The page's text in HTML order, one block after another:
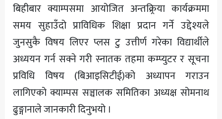
बिहीबार क्याम्पसमा आयोजित अन्तक्र्रिया कार्यक्रममा
समय सुहाउँदो प्राविधिक शिक्षा प्रदान गर्ने उद्देश्यले
जुनसुकै विषय लिएर प्लस टु उत्तीर्ण गरेका विद्यार्थीले
अध्ययन गर्न सक्ने गरी स्नातक तहमा कम्प्युटर र सूचना
प्रविधि विषय (बिआइसिटीई)को अध्यापन गराउन
लागिएको क्याम्पस सञ्चालक समितिका अध्यक्ष सोमनाथ
ढुङ्गानाले जानकारी दिनुभयो ।